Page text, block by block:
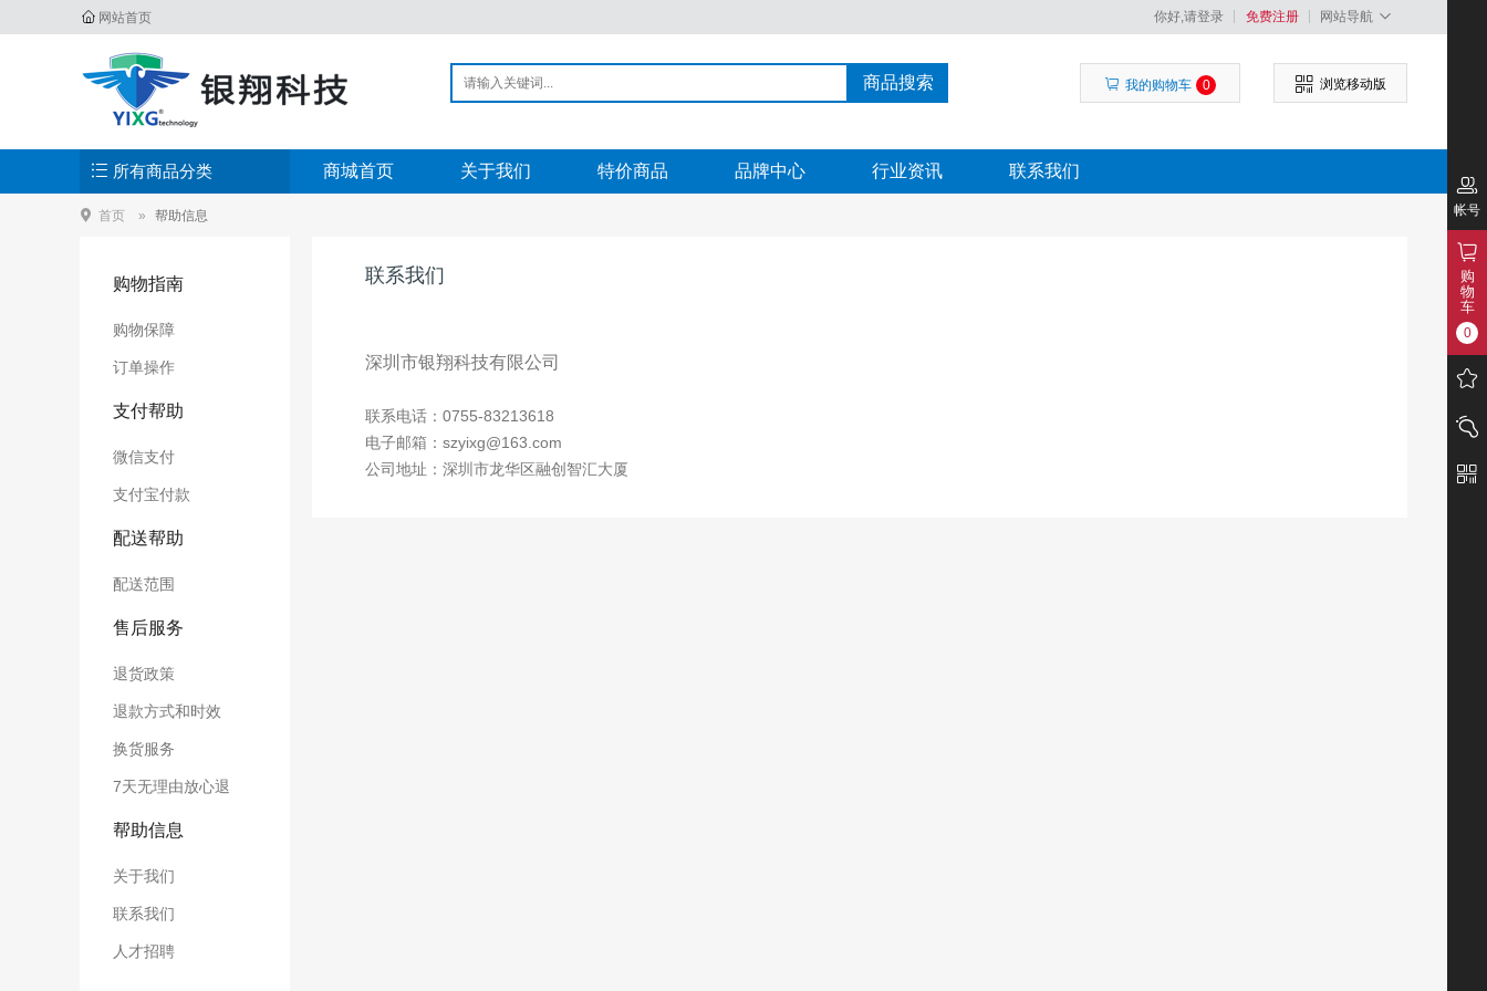
网站首页 你好,请登录 免费注册 网站导航
商品搜索 我的购物车 0 浏览移动版
所有商品分类 商城首页 关于我们 特价商品 品牌中心 行业资讯 联系我们
首页 帮助信息
购物指南
购物保障
订单操作
支付帮助
微信支付
支付宝付款
配送帮助
配送范围
售后服务
退货政策
退款方式和时效
换货服务
7天无理由放心退
帮助信息
关于我们
联系我们
人才招聘
联系我们
深圳市银翔科技有限公司
联系电话：0755-83213618
电子邮箱：szyixg@163.com
公司地址：深圳市龙华区融创智汇大厦
帐号
购
物
车
0